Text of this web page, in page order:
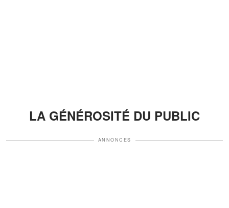
LA GÉNÉROSITÉ DU PUBLIC
ANNONCES